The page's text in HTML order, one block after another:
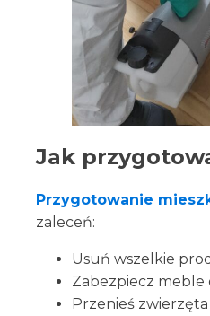
Jak
Przygotowanie
zaleceń:
Usuń wszelkie
Zabezpiecz
Przenieś